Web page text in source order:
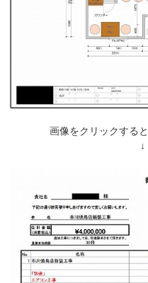
画像をクリックする